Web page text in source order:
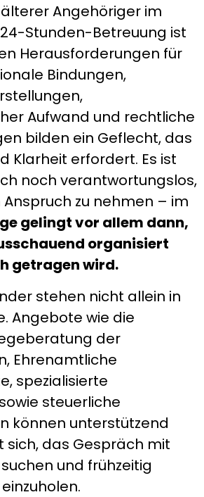
Angehöriger im
Stunden-Betreuung ist
Herausforderungen für
Bindungen,
Aufwand und rechtliche
bilden ein Geflecht, das
Klarheit erfordert. Es ist
noch verantwortungslos,
Anspruch zu nehmen – im
gelingt vor allem dann,
organisiert
getragen wird.
stehen nicht allein in
Angebote wie die
der
Ehrenamtliche
spezialisierte
steuerliche
können unterstützend
sich, das Gespräch mit
und frühzeitig